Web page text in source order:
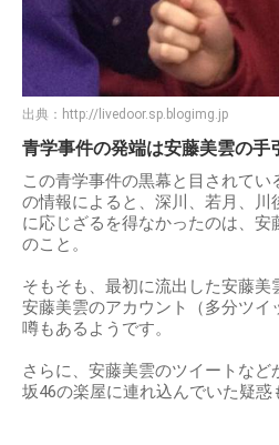
出典： http://livedoor.sp.blogimg.jp
青学事件の発端は安藤美雲の手
この青学事件の黒幕と目されて
の情報によると、深川、若月、川
に応じざるを得なかったのは、安
のこと。
そもそも、最初に流出した安藤美
安藤美雲のアカウント（多分ツ
噂もあるようです。
さらに、安藤美雲のツイートな
坂46の楽屋に連れ込んでいた疑惑